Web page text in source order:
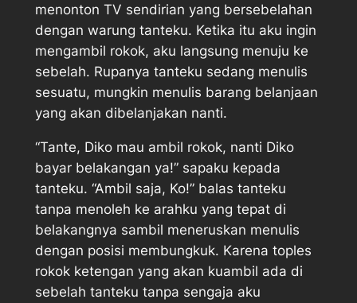
menonton TV sendirian yang bersebelahan
dengan warung tanteku. Ketika itu aku ingin
mengambil rokok, aku langsung menuju ke
sebelah. Rupanya tanteku sedang menulis
sesuatu, mungkin menulis barang belanjaan
yang akan dibelanjakan nanti.
“Tante, Diko mau ambil rokok, nanti Diko
bayar belakangan ya!” sapaku kepada
tanteku. “Ambil saja, Ko!” balas tanteku
tanpa menoleh ke arahku yang tepat di
belakangnya sambil meneruskan menulis
dengan posisi membungkuk. Karena toples
rokok ketengan yang akan kuambil ada di
sebelah tanteku tanpa sengaja aku